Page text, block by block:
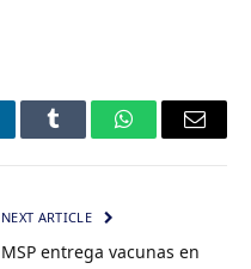
Tumblr WhatsAppEmail
NEXT ARTICLE
MSP entrega vacunas en